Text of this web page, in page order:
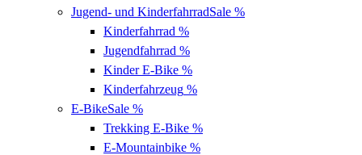
Jugend- und KinderfahrradSale %
Kinderfahrrad %
Jugendfahrrad %
Kinder E-Bike %
Kinderfahrzeug %
E-BikeSale %
Trekking E-Bike %
E-Mountainbike %